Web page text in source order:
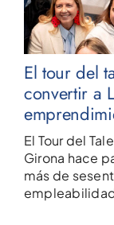
El tour del
convertir a
El Tour del
Girona hace
más de